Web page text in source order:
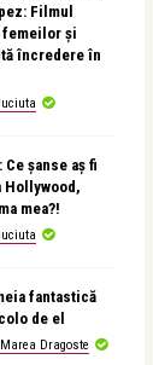
Filmul
femeilor și
încredere în
Ce șanse aș fi
Hollywood,
mea?!
fantastică
de el
Dragoste